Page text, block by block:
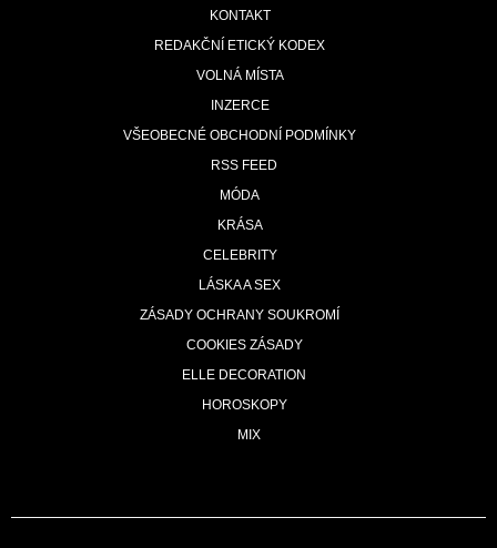
KONTAKT
REDAKČNÍ ETICKÝ KODEX
VOLNÁ MÍSTA
INZERCE
VŠEOBECNÉ OBCHODNÍ PODMÍNKY
RSS FEED
MÓDA
KRÁSA
CELEBRITY
LÁSKA A SEX
ZÁSADY OCHRANY SOUKROMÍ
COOKIES ZÁSADY
ELLE DECORATION
HOROSKOPY
MIX